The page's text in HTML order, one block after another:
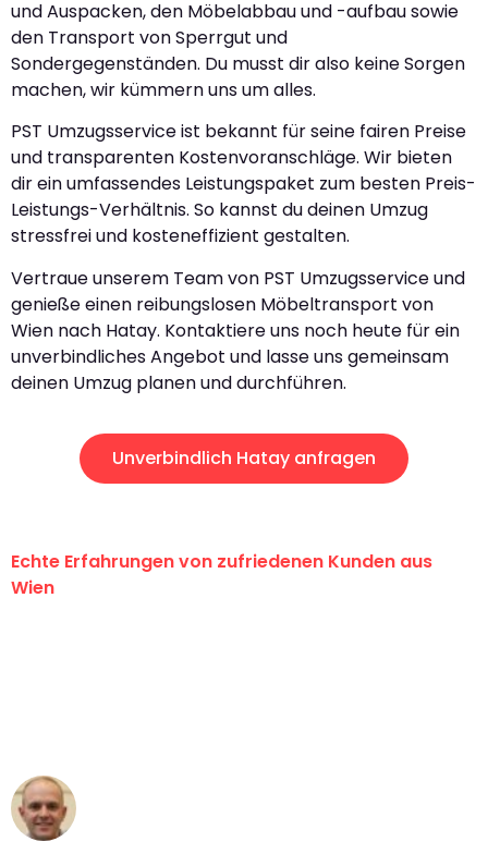
und Auspacken, den Möbelabbau und -aufbau sowie
den Transport von Sperrgut und
Sondergegenständen. Du musst dir also keine Sorgen
machen, wir kümmern uns um alles.
PST Umzugsservice ist bekannt für seine fairen Preise
und transparenten Kostenvoranschläge. Wir bieten
dir ein umfassendes Leistungspaket zum besten Preis-
Leistungs-Verhältnis. So kannst du deinen Umzug
stressfrei und kosteneffizient gestalten.
Vertraue unserem Team von PST Umzugsservice und
genieße einen reibungslosen Möbeltransport von
Wien nach Hatay. Kontaktiere uns noch heute für ein
unverbindliches Angebot und lasse uns gemeinsam
deinen Umzug planen und durchführen.
Unverbindlich Hatay anfragen
Echte Erfahrungen von zufriedenen Kunden aus
Wien